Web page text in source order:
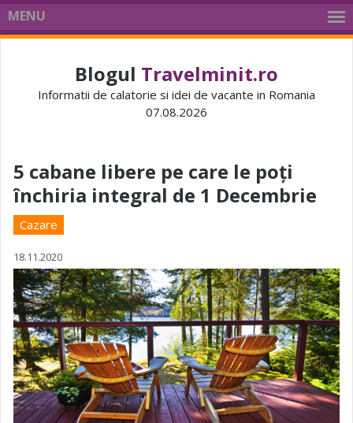
MENU
Blogul Travelminit.ro
Informatii de calatorie si idei de vacante in Romania
07.08.2026
5 cabane libere pe care le poți
închiria integral de 1 Decembrie
Cazare
18.11.2020